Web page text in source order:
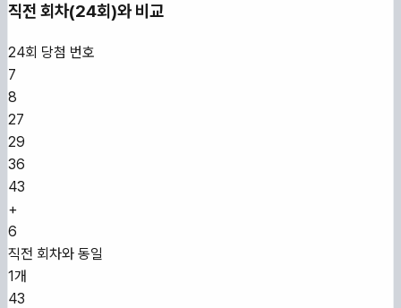
직전 회차(24회)와 비교
24회 당첨 번호
7
8
27
29
36
43
+
6
직전 회차와 동일
1개
43